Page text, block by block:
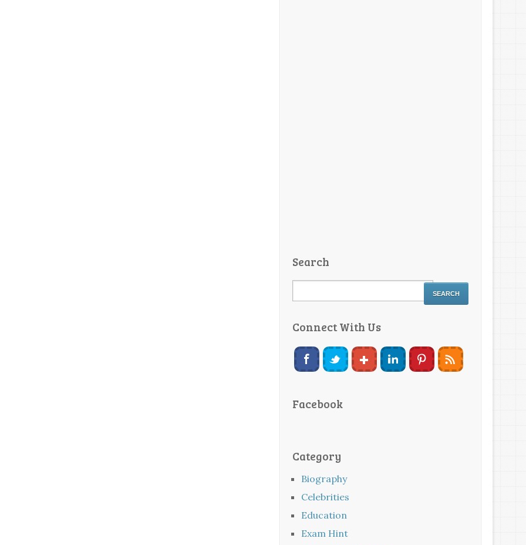
Search
Connect With Us
Facebook
Category
Biography
Celebrities
Education
Exam Hint